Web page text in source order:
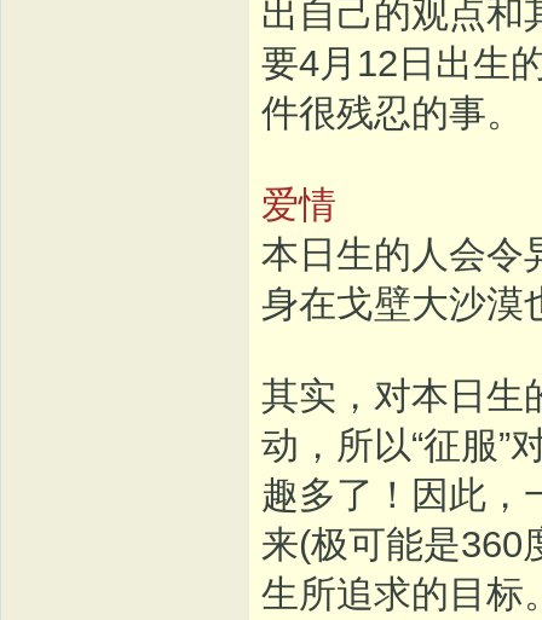
出自己的观点和
要4月12日出生
件很残忍的事。
爱情
本日生的人会令
身在戈壁大沙漠
其实，对本日生
动，所以“征服”
趣多了！因此，
来(极可能是360
生所追求的目标